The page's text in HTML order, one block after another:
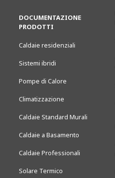
DOCUMENTAZIONE
PRODOTTI
Caldaie residenziali
Sistemi ibridi
Pompe di Calore
Climatizzazione
Caldaie Standard Murali
Caldaie a Basamento
Caldaie Professionali
Solare Termico